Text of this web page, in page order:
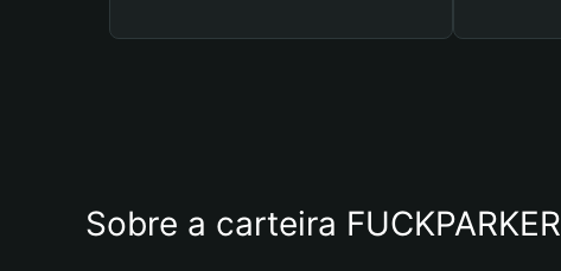
Sobre a carteira FUCKPARKER